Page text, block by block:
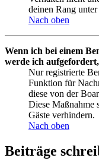
deinen Rang
Nach oben
Wenn ich bei einem
werde ich
Nur registrierte
Funktion für
diese von der
Diese Maßnahme
Gäste verhindern.
Nach oben
Beiträge